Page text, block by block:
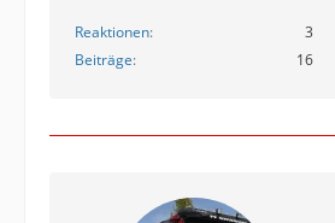
Reaktionen
3
Beiträge
16